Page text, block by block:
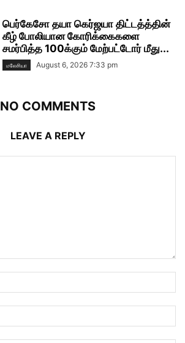
பெர்கேசோ தயா கெர்ஜயா திட்டத்த்தின்
கீழ் போலியான கோரிக்கைகளை
சமர்பித்த 100க்கும் மேற்பட்டோர் மீது...
மலேசியா August 6, 2026 7:33 pm
NO COMMENTS
LEAVE A REPLY